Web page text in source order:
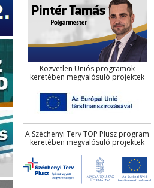
Közvetlen Uniós programok
keretében megvalósuló projektek
A Széchenyi Terv TOP Plusz program
keretében megvalósuló projektek